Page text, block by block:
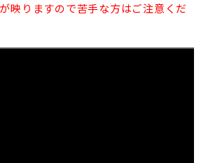
映りますので苦手な方はご注意くだ